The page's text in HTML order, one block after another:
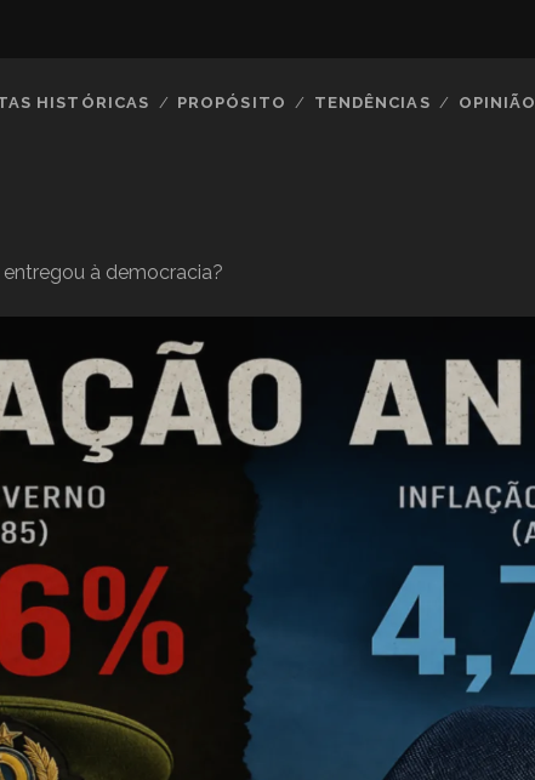
HISTÓRICAS PROPÓSITO TENDÊNCIAS OPINIÃO
à democracia?